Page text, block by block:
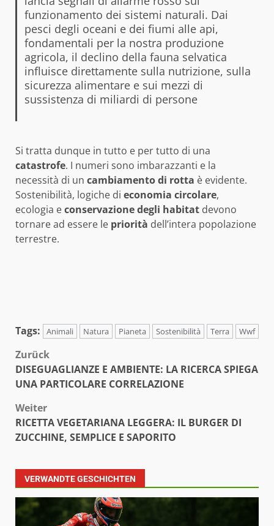
funzionamento dei sistemi naturali. Dai
pesci degli oceani e dei fiumi alle api,
fondamentali per la nostra produzione
agricola, il declino della fauna selvatica
influisce direttamente sulla nutrizione, sulla
sicurezza alimentare e sui mezzi di
sussistenza di miliardi di persone
Si tratta dunque in tutto e per tutto di una
catastrofe. I numeri sono imbarazzanti e la
necessità di un cambiamentodi rotta è evidente.
Sostenibilità, logiche di economia circolare,
ecologia econservazionedegli habitat devono
tornare ad essere le priorità dell’intera popolazione
terrestre.
Tags: Animali Natura Pianeta Sostenibilità Terra Wwf
Beitragsnavigation
Zurück
DISEGUAGLIANZE E AMBIENTE: LA RICERCA SPIEGA
UNA PARTICOLARE CORRELAZIONE
Weiter
RICETTA VEGETARIANA LEGGERA: IL BURGER DI
ZUCCHINE, SEMPLICE E SAPORITO
VERWANDTE GESCHICHTEN